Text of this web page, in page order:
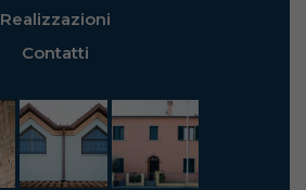
Realizzazioni
Contatti